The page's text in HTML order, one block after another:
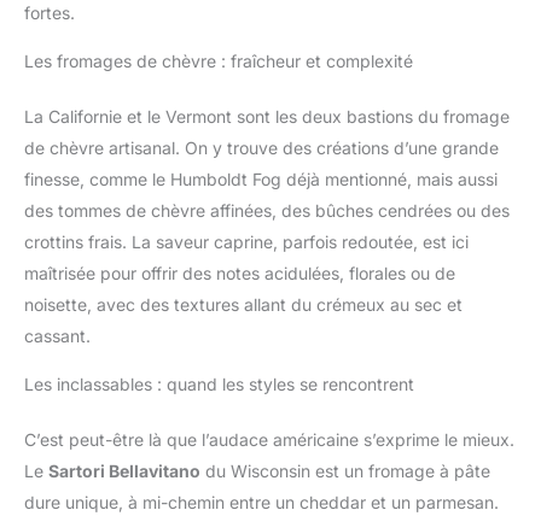
fortes.
Les fromages de chèvre : fraîcheur et complexité
La Californie et le Vermont sont les deux bastions du fromage
de chèvre artisanal. On y trouve des créations d’une grande
finesse, comme le Humboldt Fog déjà mentionné, mais aussi
des tommes de chèvre affinées, des bûches cendrées ou des
crottins frais. La saveur caprine, parfois redoutée, est ici
maîtrisée pour offrir des notes acidulées, florales ou de
noisette, avec des textures allant du crémeux au sec et
cassant.
Les inclassables : quand les styles se rencontrent
C’est peut-être là que l’audace américaine s’exprime le mieux.
Le Sartori Bellavitano du Wisconsin est un fromage à pâte
dure unique, à mi-chemin entre un cheddar et un parmesan.